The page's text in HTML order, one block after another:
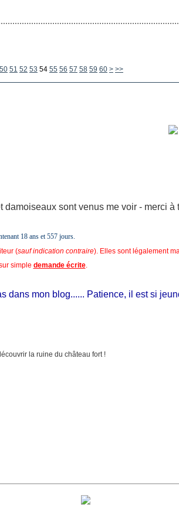
10
20
30
40
50 51 52 53 54 55 56 57 58 59 60 > >>
damoiseaux sont venus me voir - merci à
18 ans et 557 jours.
(sauf indication contraire). Elles sont légalement
simple demande écrite.
mon blog...... Patience, il est si jeune